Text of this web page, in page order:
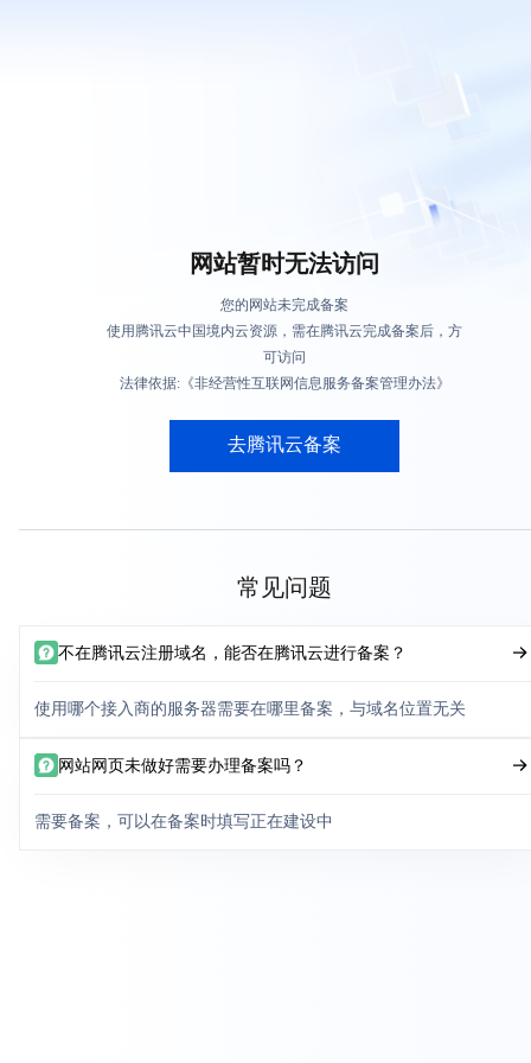
网站暂时无法访问
您的网站未完成备案
使用腾讯云中国境内云资源，需在腾讯云完成备案后，方
可访问
法律依据:《非经营性互联网信息服务备案管理办法》
去腾讯云备案
常见问题
不在腾讯云注册域名，能否在腾讯云进行备案？
使用哪个接入商的服务器需要在哪里备案，与域名位置无关
网站网页未做好需要办理备案吗？
需要备案，可以在备案时填写正在建设中